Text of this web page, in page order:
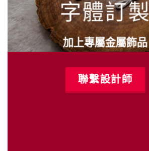
字體訂
加上專屬金屬飾品
聯繫設計師